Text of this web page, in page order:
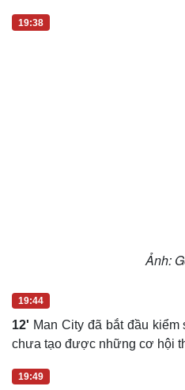
19:38
Ảnh:
19:44
12' Man City đã bắt đầu
chưa tạo được những cơ hội
19:49